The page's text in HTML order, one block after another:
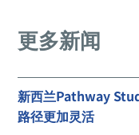
更多新闻
新西兰Pathway
路径更加灵活